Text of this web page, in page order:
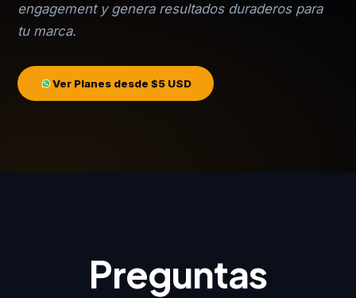
engagement y genera resultados duraderos para
tu marca.
Ver Planes desde $5 USD
Preguntas